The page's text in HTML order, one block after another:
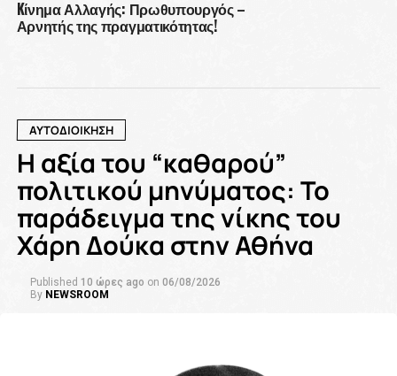
Kίνημα Αλλαγής: Πρωθυπουργός –
Αρνητής της πραγματικότητας!
ΑΥΤΟΔΙΟΙΚΗΣΗ
Η αξία του “καθαρού”
πολιτικού μηνύματος: Το
παράδειγμα της νίκης του
Χάρη Δούκα στην Αθήνα
Published 10 ώρες ago on 06/08/2026
By NEWSROOM